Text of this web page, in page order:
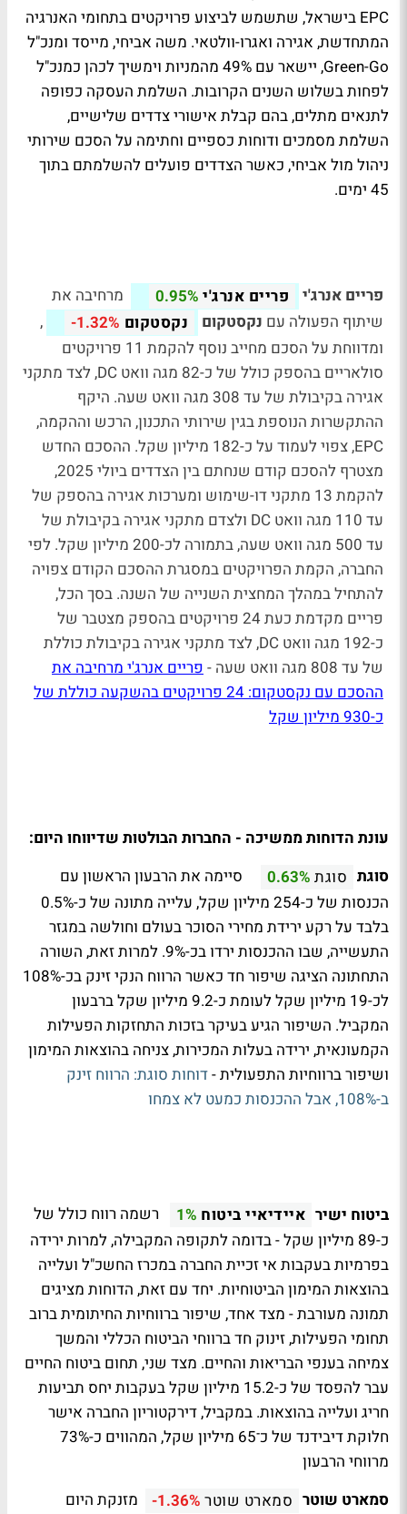
EPC בישראל, שתשמש לביצוע פרויקטים בתחומי האנרגיה
המתחדשת, אגירה ואגרו-וולטאי. משה אביחי, מייסד ומנכ"ל
Green-Go, יישאר עם 49% מהמניות וימשיך לכהן כמנכ"ל
לפחות בשלוש השנים הקרובות. השלמת העסקה כפופה
לתנאים מתלים, בהם קבלת אישורי צדדים שלישיים,
השלמת מסמכים ודוחות כספיים וחתימה על הסכם שירותי
ניהול מול אביחי, כאשר הצדדים פועלים להשלמתם בתוך
45 ימים.
פריים אנרג'י פריים אנרג'י 0.95%
מרחיבה את
שיתוף הפעולה עם נקסטקום נקסטקום -1.32%
,
ומדווחת על הסכם מחייב נוסף להקמת 11 פרויקטים
סולאריים בהספק כולל של כ-82 מגה וואט DC, לצד מתקני
אגירה בקיבולת של עד 308 מגה וואט שעה. היקף
ההתקשרות הנוספת בגין שירותי התכנון, הרכש וההקמה,
EPC, צפוי לעמוד על כ-182 מיליון שקל. ההסכם החדש
מצטרף להסכם קודם שנחתם בין הצדדים ביולי 2025,
להקמת 13 מתקני דו-שימוש ומערכות אגירה בהספק של
עד 110 מגה וואט DC ולצדם מתקני אגירה בקיבולת של
עד 500 מגה וואט שעה, בתמורה לכ-200 מיליון שקל. לפי
החברה, הקמת הפרויקטים במסגרת ההסכם הקודם צפויה
להתחיל במהלך המחצית השנייה של השנה. בסך הכל,
פריים מקדמת כעת 24 פרויקטים בהספק מצטבר של
כ-192 מגה וואט DC, לצד מתקני אגירה בקיבולת כוללת
של עד 808 מגה וואט שעה -
פריים אנרג'י מרחיבה את
ההסכם עם נקסטקום: 24 פרויקטים בהשקעה כוללת של
כ-930 מיליון שקל
עונת הדוחות ממשיכה - החברות הבולטות שדיווחו היום:
סוגת סוגת 0.63%
סיימה את הרבעון הראשון עם
הכנסות של כ-254 מיליון שקל, עלייה מתונה של כ-0.5%
בלבד על רקע ירידת מחירי הסוכר בעולם וחולשה במגזר
התעשייה, שבו ההכנסות ירדו בכ-9%. למרות זאת, השורה
התחתונה הציגה שיפור חד כאשר הרווח הנקי זינק בכ-108%
לכ-19 מיליון שקל לעומת כ-9.2 מיליון שקל ברבעון
המקביל. השיפור הגיע בעיקר בזכות התחזקות הפעילות
הקמעונאית, ירידה בעלות המכירות, צניחה בהוצאות המימון
ושיפור ברווחיות התפעולית -דוחות סוגת: הרווח זינק
ב-108%, אבל ההכנסות כמעט לא צמחו
ביטוח ישיר איידיאיי ביטוח 1%
רשמה רווח כולל של
כ-89 מיליון שקל - בדומה לתקופה המקבילה, למרות ירידה
בפרמיות בעקבות אי זכיית החברה במכרז החשכ"ל ועלייה
בהוצאות המימון הביטוחיות. יחד עם זאת, הדוחות מציגים
תמונה מעורבת - מצד אחד, שיפור ברווחיות החיתומית ברוב
תחומי הפעילות, זינוק חד ברווחי הביטוח הכללי והמשך
צמיחה בענפי הבריאות והחיים. מצד שני, תחום ביטוח החיים
עבר להפסד של כ-15.2 מיליון שקל בעקבות יחס תביעות
חריג ועלייה בהוצאות. במקביל, דירקטוריון החברה אישר
חלוקת דיבידנד של כ־65 מיליון שקל, המהווים כ-73%
מרווחי הרבעון
סמארט שוטר סמארט שוטר -1.36%
מזנקת היום